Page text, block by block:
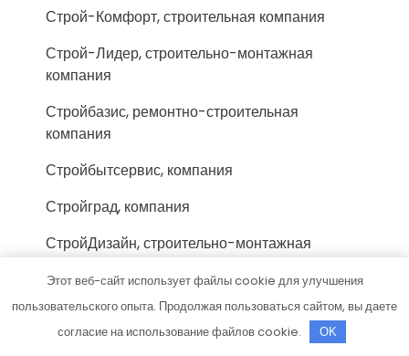
Строй-Комфорт, строительная компания
Строй-Лидер, строительно-монтажная
компания
Стройбазис, ремонтно-строительная
компания
Стройбытсервис, компания
Стройград, компания
СтройДизайн, строительно-монтажная
Стройка, строительно-ремонтная компания
СтройКом, торгово-строительная компания
Этот веб-сайт использует файлы cookie для улучшения
пользовательского опыта. Продолжая пользоваться сайтом, вы даете
согласие на использование файлов cookie.
OK